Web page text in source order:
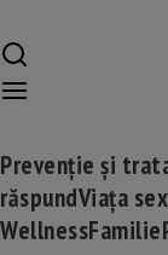
Prevenție și
răspundViața
WellnessFamilie